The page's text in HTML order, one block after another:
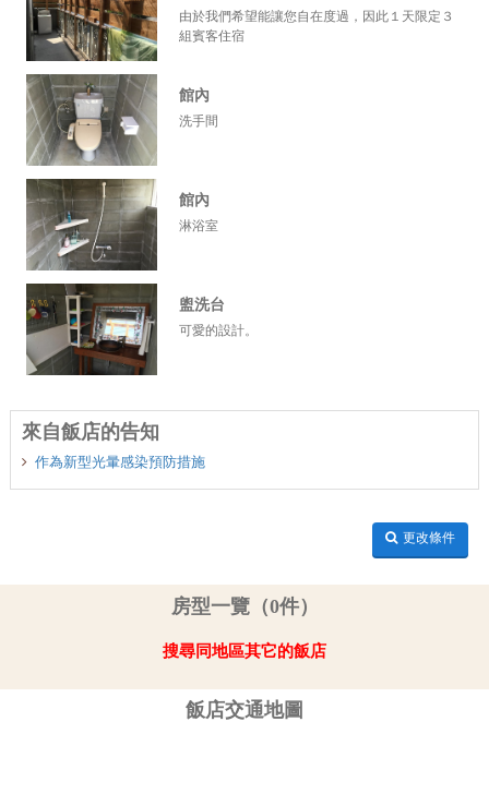
由於我們希望能讓您自在度過，因此１天限定３
組賓客住宿
館內
洗手間
館內
淋浴室
盥洗台
可愛的設計。
來自飯店的告知
作為新型光暈感染預防措施
更改條件
房型一覽（0件）
搜尋同地區其它的飯店
飯店交通地圖